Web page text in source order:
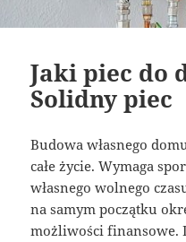
Jaki piec do
Solidny piec
Budowa własnego
całe życie. Wymaga
własnego wolnego
na samym początku
możliwości finansowe.